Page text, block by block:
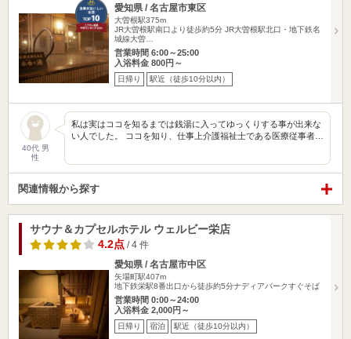
愛知県 / 名古屋市東区
大曽根駅375m
JR大曽根駅南口より徒歩約5分 JR大曽根駅北口・地下鉄名
城線大曽…
営業時間 6:00～25:00
入浴料金 800円～
日帰り 駅近（徒歩10分以内）
40代 男
性
私は実はココを知るまでは銭湯に入ってゆっくりする事が出来な
い人でした。 ココを知り、仕事上介護福祉士である医療従事者…
関連情報から探す
サウナ＆カプセルホテル ウェルビー栄店
4.2点 / 4 件
愛知県 / 名古屋市中区
矢場町駅407m
地下鉄栄駅8番出口から徒歩約5分ナディアパークすぐそば
営業時間 0:00～24:00
入浴料金 2,000円～
日帰り 宿泊 駅近（徒歩10分以内）